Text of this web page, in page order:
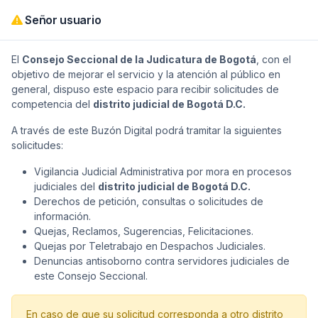
BUZÓN DIGITAL
ElConsejo Seccional de la Judicatura de Bogotá
este espacio para recibir las solicitudes de Vigilancia Judicial
Administrativa, Peticiones, QRS-F, Quejas de Teletrabajo y
denuncias Antisoborno por parte de los usuarios o servidores
judiciales. Siempre que estén relacionadas al
distrito judicial
de Bogotá D.C.y sean competencia de este Consejo
Seccional, con el objetivo de mejorar el servicio y la atención al
público en general.
Señor usuario
El Consejo Seccional de la Judicatura de Bogotá , con el
objetivo de mejorar el servicio y la atención al público en
general, dispuso este espacio para recibir solicitudes de
competencia del distrito judicial de Bogotá D.C.
A través de este Buzón Digital podrá tramitar la siguientes
solicitudes:
Vigilancia Judicial Administrativa por mora en procesos
judiciales del distrito judicial de Bogotá D.C.
Derechos de petición, consultas o solicitudes de
información.
Quejas, Reclamos, Sugerencias, Felicitaciones.
Quejas por Teletrabajo en Despachos Judiciales.
Denuncias antisoborno contra servidores judiciales de
este Consejo Seccional.
En caso de que su solicitud corresponda a otro distrito